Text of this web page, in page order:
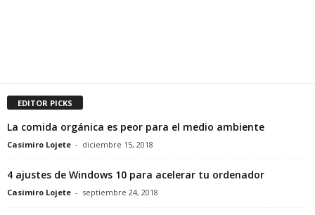
EDITOR PICKS
La comida orgánica es peor para el medio ambiente
Casimiro Lojete - diciembre 15, 2018
4 ajustes de Windows 10 para acelerar tu ordenador
Casimiro Lojete - septiembre 24, 2018